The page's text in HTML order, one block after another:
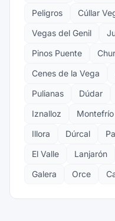
Peligros
Cúllar
Vegas del Genil
Pinos Puente
Cenes de la Vega
Pulianas
Dúdar
Iznalloz
Montefrío
Illora
Dúrcal
El Valle
Lanjarón
Galera
Orce